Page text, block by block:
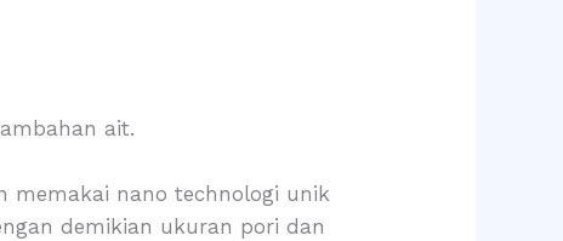
ait.
memakai nano technologi unik
demikian ukuran pori dan